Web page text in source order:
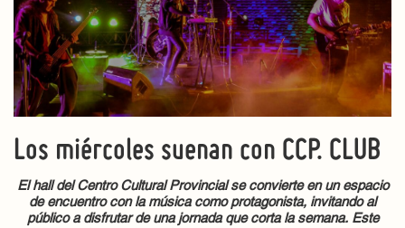
Los miércoles suenan con CCP. CLUB
El hall del Centro Cultural Provincial se convierte en un espacio
de encuentro con la música como protagonista, invitando al
público a disfrutar de una jornada que corta la semana. Este